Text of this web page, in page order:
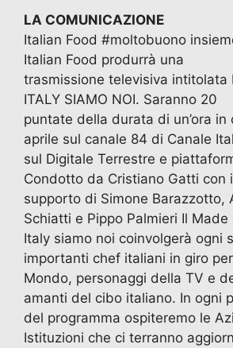
LA COMUNICAZIONE
Italian Food #moltobuono
Italian Food produrrà una
trasmissione televisiva intitolata
ITALY SIAMO NOI. Saranno 20
puntate della durata di un’ora
aprile sul canale 84 di Canale
sul Digitale Terrestre e
Condotto da Cristiano Gatti con
supporto di Simone Barazzotto,
Schiatti e Pippo Palmieri Il Made
Italy siamo noi coinvolgerà ogni
importanti chef italiani in giro
Mondo, personaggi della TV e
amanti del cibo italiano. In ogni
del programma ospiteremo le
Istituzioni che ci terranno